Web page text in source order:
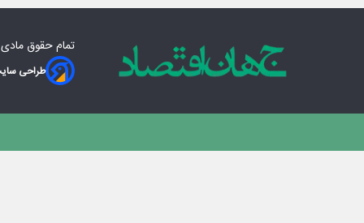
تمام حقوق
طراحی